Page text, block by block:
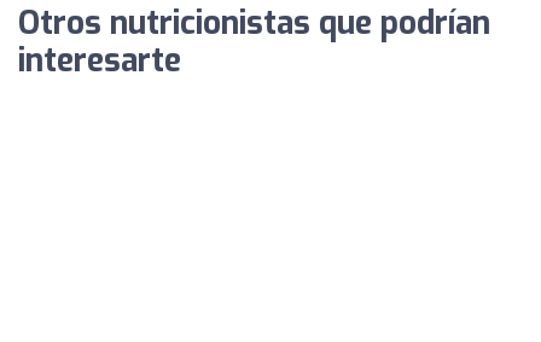
Otros nutricionistas que podrían
interesarte